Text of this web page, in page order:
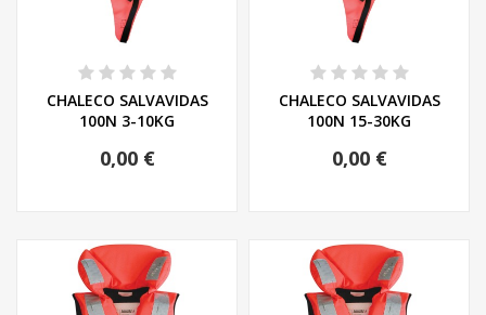
CHALECO SALVAVIDAS
100N 3-10KG
0,00 €
CHALECO SALVAVIDAS
100N 15-30KG
0,00 €